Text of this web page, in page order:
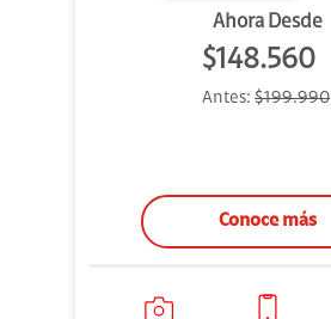
Ahora Desde
$148.560
Antes: $199.990
Conoce más